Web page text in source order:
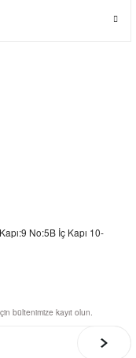
No:5B İç Kapı 10-
bültenimize kayıt olun.